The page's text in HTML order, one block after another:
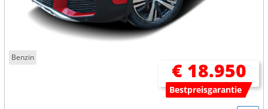
Benzin
€ 18.950
Bestpreisgarantie